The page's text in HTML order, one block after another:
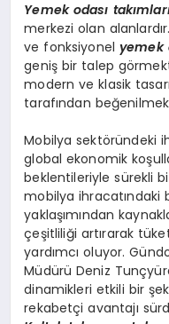
Yemek odası
merkezi olan
ve fonksiyonel yemek
geniş bir talep
modern ve klasik
tarafından
Mobilya sektöründeki
global ekonomik
beklentileriyle sürekli
mobilya ihracatındaki
yaklaşımından
çeşitliliği artırarak
yardımcı oluyor.
Müdürü Deniz
dinamikleri etkili bir
rekabetçi avantajı